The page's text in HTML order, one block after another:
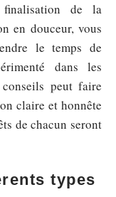
finalisation de la
en douceur, vous
le temps de
dans les
peut faire
claire et honnête
de chacun seront
types